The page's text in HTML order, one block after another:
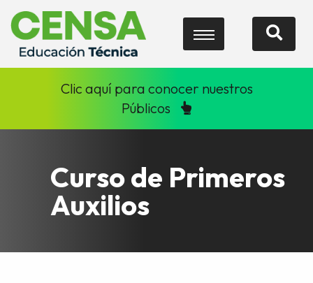
Clic aquí para conocer nuestros
Públicos
Curso de Primeros
Auxilios